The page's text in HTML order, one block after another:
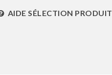
AIDE SÉLECTION PRODUIT